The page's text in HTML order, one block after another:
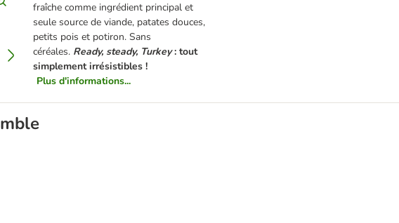
fraîche comme ingrédient principal et
seule source de viande, patates douces,
petits pois et potiron. Sans
céréales. Ready, steady, Turkey: tout
simplement irrésistibles !
Plus d'informations...